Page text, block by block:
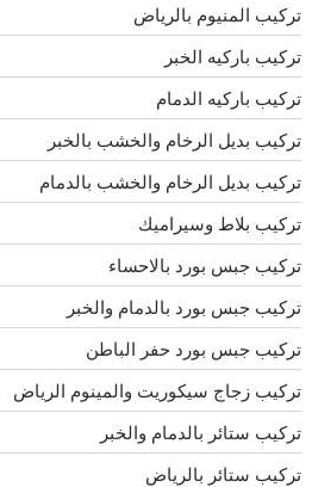
تركيب المنيوم بالرياض
تركيب باركيه الخبر
تركيب باركيه الدمام
تركيب بديل الرخام والخشب بالخبر
تركيب بديل الرخام والخشب بالدمام
تركيب بلاط وسيراميك
تركيب جبس بورد بالاحساء
تركيب جبس بورد بالدمام والخبر
تركيب جبس بورد حفر الباطن
تركيب زجاج سيكوريت والمينوم الرياض
تركيب ستائر بالدمام والخبر
تركيب ستائر بالرياض